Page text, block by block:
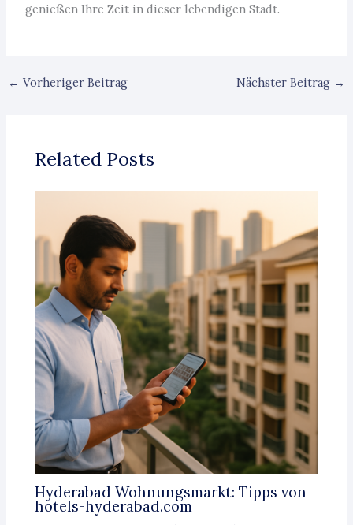
genießen Ihre Zeit in dieser lebendigen Stadt.
← Vorheriger Beitrag Nächster Beitrag →
Related Posts
Hyderabad Wohnungsmarkt: Tipps von
hotels-hyderabad.com